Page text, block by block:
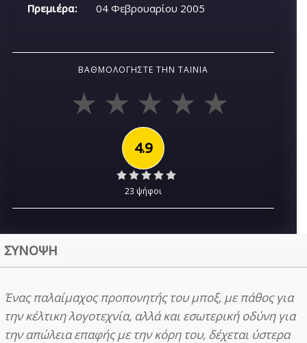
Πρεμιέρα:
04 Φεβρουαρίου 2005
ΒΑΘΜΟΛΟΓΉΣΤΕ ΤΗΝ ΤΑΙΝΊΑ
4.9
23 ψήφοι
ΣΥΝΟΨΗ
Ένας παλαίμαχος προπονητής του μποξ, με πάθος για
την κέλτικη λογοτεχνία, αλλά και εσωτερική οδύνη για
την απώλεια επαφής με την κόρη του, δέχεται ύστερα